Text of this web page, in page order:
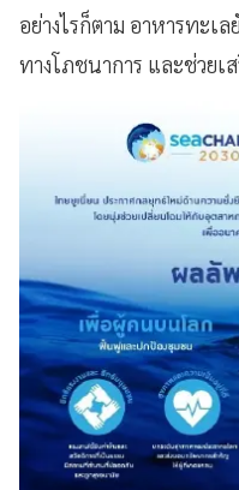
อย่างไรก็ตาม อาหารทะ
ทางโภชนาการ และช่วยเ